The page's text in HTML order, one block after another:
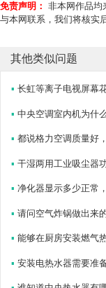
免责声明： 非本网作品均
与本网联系，我们将核实
其他类似问题
▪ 长虹等离子电视屏幕
▪ 中央空调室内机为什
▪ 都说格力空调质量好
▪ 干湿两用工业吸尘器
▪ 净化器显示多少正常
▪ 请问空气炸锅做出来
▪ 能够在厨房安装燃气
▪ 安装电热水器需要准